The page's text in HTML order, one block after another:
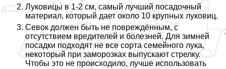
Луковицы в 1-2 см, самый лучший посадочный
материал, который дает около 10 крупных луковиц.
Севок должен быть не повреждённым, с
отсутствием вредителей и болезней. Для зимней
посадки подходят не все сорта семейного лука,
некоторый при заморозках выпускают стрелку.
Чтобы это не происходило, лучше использовать